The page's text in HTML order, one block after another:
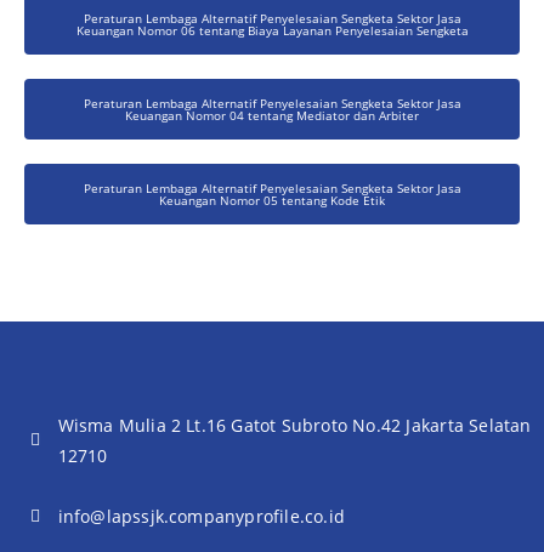
Peraturan Lembaga Alternatif Penyelesaian Sengketa Sektor Jasa
Keuangan Nomor 06 tentang Biaya Layanan Penyelesaian Sengketa
Peraturan Lembaga Alternatif Penyelesaian Sengketa Sektor Jasa
Keuangan Nomor 04 tentang Mediator dan Arbiter
Peraturan Lembaga Alternatif Penyelesaian Sengketa Sektor Jasa
Keuangan Nomor 05 tentang Kode Etik
Wisma Mulia 2 Lt.16 Gatot Subroto No.42 Jakarta Selatan
12710
info@lapssjk.companyprofile.co.id